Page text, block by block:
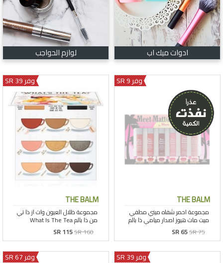
ادوات ميك اب لوازم الحواجب
وفر 9 SR
THE BALM
SR 65SR 75
وفر 39 SR
THE BALM
SR 115SR 160
وفر 39 SR وفر 67 SR